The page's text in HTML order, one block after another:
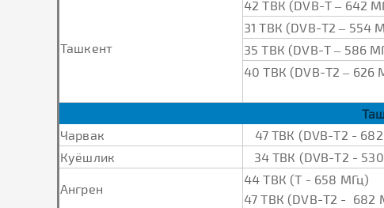
Ташкент
42 ТВК (DVB-Т – 642
31 ТВК (DVB-Т2 – 554
35 ТВК (DVB-Т – 586
40 ТВК (DVB-Т2 – 626
Чарвак
47 ТВК (DVB-Т2 -
Куёшлик
34 ТВК (DVB-Т2 -
Ангрен
44 ТВК (Т - 658 МГц)
47 ТВК (DVB-Т2 - 682